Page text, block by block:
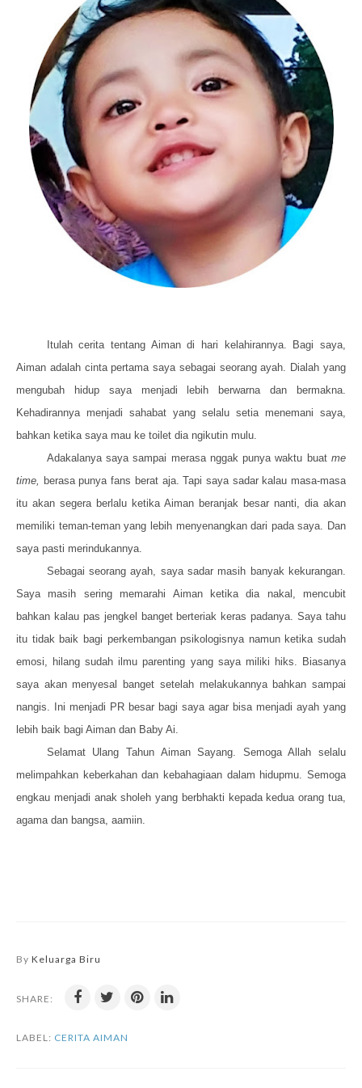
Itulah cerita tentang Aiman di hari kelahirannya. Bagi saya,
Aiman adalah cinta pertama saya sebagai seorang ayah. Dialah yang
mengubah hidup saya menjadi lebih berwarna dan bermakna.
Kehadirannya menjadi sahabat yang selalu setia menemani saya,
bahkan ketika saya mau ke toilet dia ngikutin mulu.
Adakalanya saya sampai merasa nggak punya waktu buat me
time, berasa punya fans berat aja. Tapi saya sadar kalau masa-masa
itu akan segera berlalu ketika Aiman beranjak besar nanti, dia akan
memiliki teman-teman yang lebih menyenangkan dari pada saya. Dan
saya pasti merindukannya.
Sebagai seorang ayah, saya sadar masih banyak kekurangan.
Saya masih sering memarahi Aiman ketika dia nakal, mencubit
bahkan kalau pas jengkel banget berteriak keras padanya. Saya tahu
itu tidak baik bagi perkembangan psikologisnya namun ketika sudah
emosi, hilang sudah ilmu parenting yang saya miliki hiks. Biasanya
saya akan menyesal banget setelah melakukannya bahkan sampai
nangis. Ini menjadi PR besar bagi saya agar bisa menjadi ayah yang
lebih baik bagi Aiman dan Baby Ai.
Selamat Ulang Tahun Aiman Sayang. Semoga Allah selalu
melimpahkan keberkahan dan kebahagiaan dalam hidupmu. Semoga
engkau menjadi anak sholeh yang berbhakti kepada kedua orang tua,
agama dan bangsa, aamiin.
By Keluarga Biru
SHARE:
LABEL: CERITA AIMAN